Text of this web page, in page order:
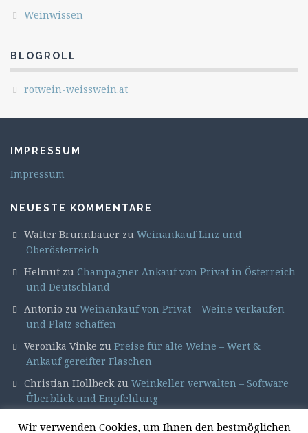
Weinwissen
BLOGROLL
rotwein-weisswein.at
IMPRESSUM
Impressum
NEUESTE KOMMENTARE
Walter Brunnbauer zu Weinankauf Linz und
Oberösterreich
Helmut zu Champagner Ankauf von Privat in Österreich
und Deutschland
Antonio zu Weinankauf von Privat – Weine verkaufen
und Platz schaffen
Veronika Vinke zu Preise für alte Weine – Wert &
Ankauf gereifter Flaschen
Christian Hollbeckzu Weinkeller verwalten – Software
Überblick und Empfehlung
Wir verwenden Cookies, um Ihnen den bestmöglichen